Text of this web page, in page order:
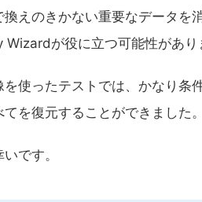
換えのきかない重要なデータを
が役に立つ可能性があり
使ったテストでは、かなり条
を復元することができました。
です。